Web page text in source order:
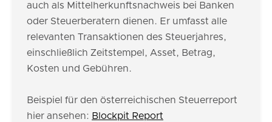
auch als Mittelherkunftsnachweis bei Banken
oder Steuerberatern dienen. Er umfasst alle
relevanten Transaktionen des Steuerjahres,
einschließlich Zeitstempel, Asset, Betrag,
Kosten und Gebühren.
Beispiel für den österreichischen Steuerreport
hier ansehen: Blockpit Report